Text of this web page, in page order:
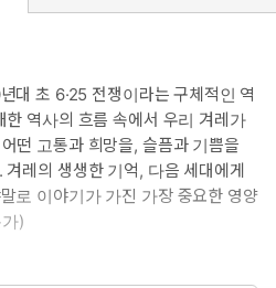
대 초 6·25 전쟁이라는 구체적인 역
역사의 흐름 속에서 우리 겨레가
떤 고통과 희망을, 슬픔과 기쁨을
레의 생생한 기억, 다음 세대에게
로 이야기가 가진 가장 중요한 영양
)